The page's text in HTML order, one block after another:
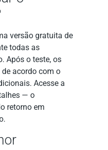
versão gratuita de
todas as
Após o teste, os
acordo com o
Acesse a
— o
retorno em